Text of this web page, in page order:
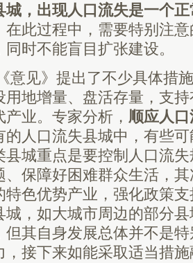
城，出现人口流失是一个
在此过程中，需要特别注
时不能盲目扩张建设。
意见》提出了不少具体措
用地增量、盘活存量，支
业。专家分析， 顺应人
的人口流失县城中，有些
县城重点是要控制人口流
、保障好困难群众生活，
特色优势产业，强化政策
城，如大城市周边的部分
但其自身发展总体并不是
，接下来如能采取适当措